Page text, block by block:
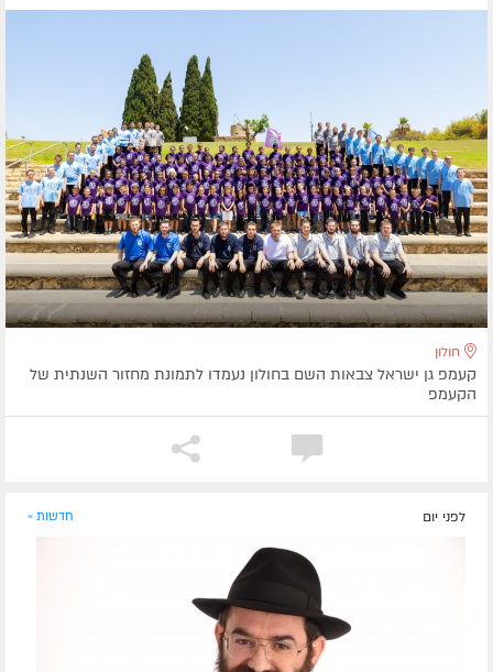
חולון
קעמפ גן ישראל צבאות השם בחולון נעמדו לתמונת מחזור השנתית של
הקעמפ
לפני יום חדשות »